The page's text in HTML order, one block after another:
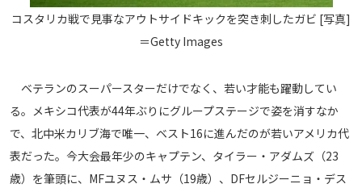
コスタリカ戦で見事なアウトサイドキックを突き刺したガビ [写真]
＝Getty Images
ベテランのスーパースターだけでなく、若い才能も躍動してい
る。メキシコ代表が44年ぶりにグループステージで姿を消すなか
で、北中米カリブ海で唯一、ベスト16に進んだのが若いアメリカ代
表だった。今大会最年少のキャプテン、タイラー・アダムズ（23
歳）を筆頭に、MFユヌス・ムサ（19歳）、DFセルジーニョ・デス